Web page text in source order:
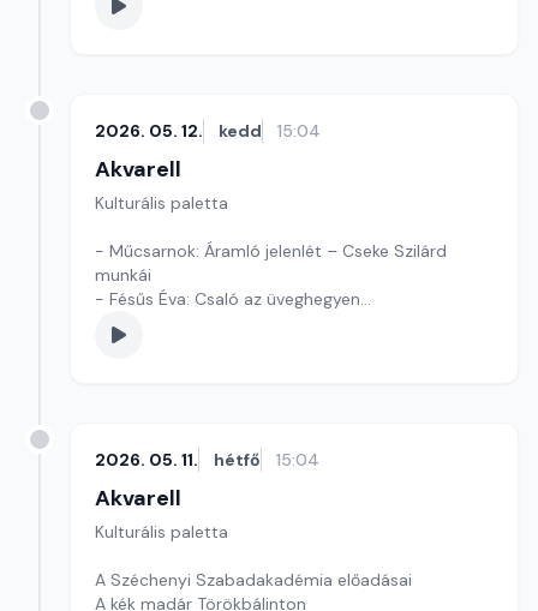
2026. 05. 12. kedd 15:04
Akvarell
Kulturális paletta
- Műcsarnok: Áramló jelenlét – Cseke Szilárd
munkái
- Fésűs Éva: Csaló az üveghegyen
- Kultúrmorzsák
Szerkesztő: Tóth J. András
2026. 05. 11. hétfő 15:04
Akvarell
Kulturális paletta
A Széchenyi Szabadakadémia előadásai
A kék madár Törökbálinton